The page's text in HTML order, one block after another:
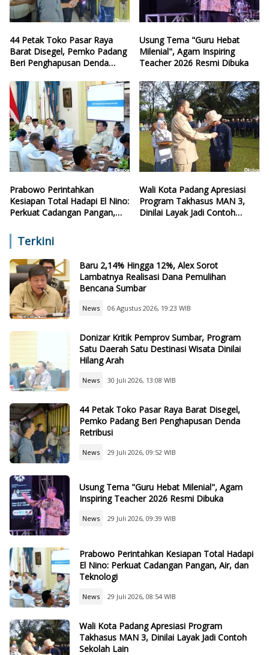
44 Petak Toko Pasar Raya
Barat Disegel, Pemko Padang
Beri Penghapusan Denda
Usung Tema "Guru Hebat
Milenial", Agam Inspiring
Teacher 2026 Resmi Dibuka
Prabowo Perintahkan
Kesiapan Total Hadapi El Nino:
Perkuat Cadangan Pangan,
Wali Kota Padang Apresiasi
Program Takhasus MAN 3,
Dinilai Layak Jadi Contoh
Terkini
Baru 2,14% Hingga 12%, Alex Sorot
Lambatnya Realisasi Dana Pemulihan
Bencana Sumbar
News 06 Agustus 2026, 19:23 WIB
Donizar Kritik Pemprov Sumbar, Program
Satu Daerah Satu Destinasi Wisata Dinilai
Hilang Arah
News 30 Juli 2026, 13:08 WIB
44 Petak Toko Pasar Raya Barat Disegel,
Pemko Padang Beri Penghapusan Denda
Retribusi
News 29 Juli 2026, 09:52 WIB
Usung Tema "Guru Hebat Milenial", Agam
Inspiring Teacher 2026 Resmi Dibuka
News 29 Juli 2026, 09:39 WIB
Prabowo Perintahkan Kesiapan Total Hadapi
El Nino: Perkuat Cadangan Pangan, Air, dan
Teknologi
News 29 Juli 2026, 08:54 WIB
Wali Kota Padang Apresiasi Program
Takhasus MAN 3, Dinilai Layak Jadi Contoh
Sekolah Lain